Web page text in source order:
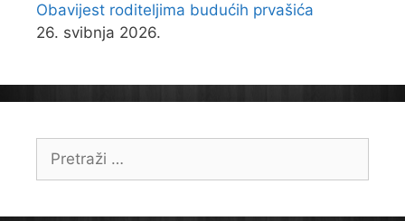
Obavijest roditeljima budućih prvašića
26. svibnja 2026.
Pretraži: